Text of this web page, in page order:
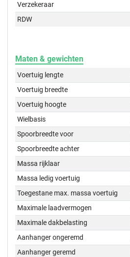
Verzekeraar
RDW
Maten & gewichten
Voertuig lengte
Voertuig breedte
Voertuig hoogte
Wielbasis
Spoorbreedte voor
Spoorbreedte achter
Massa rijklaar
Massa ledig voertuig
Toegestane max. massa voertuig
Maximale laadvermogen
Maximale dakbelasting
Aanhanger ongeremd
Aanhanger geremd